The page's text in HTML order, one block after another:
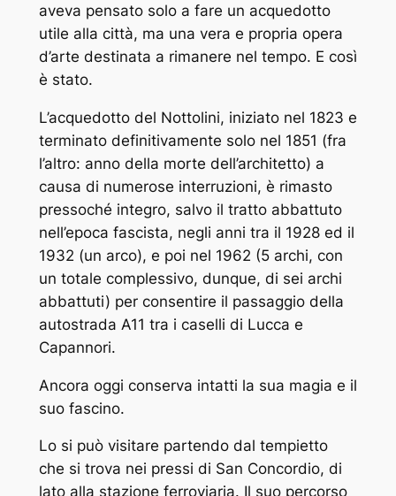
aveva pensato solo a fare un acquedotto
utile alla città, ma una vera e propria opera
d’arte destinata a rimanere nel tempo. E così
è stato.
L’acquedotto del Nottolini, iniziato nel 1823 e
terminato definitivamente solo nel 1851 (fra
l’altro: anno della morte dell’architetto) a
causa di numerose interruzioni, è rimasto
pressoché integro, salvo il tratto abbattuto
nell’epoca fascista, negli anni tra il 1928 ed il
1932 (un arco), e poi nel 1962 (5 archi, con
un totale complessivo, dunque, di sei archi
abbattuti) per consentire il passaggio della
autostrada A11 tra i caselli di Lucca e
Capannori.
Ancora oggi conserva intatti la sua magia e il
suo fascino.
Lo si può visitare partendo dal tempietto
che si trova nei pressi di San Concordio, di
lato alla stazione ferroviaria. Il suo percorso